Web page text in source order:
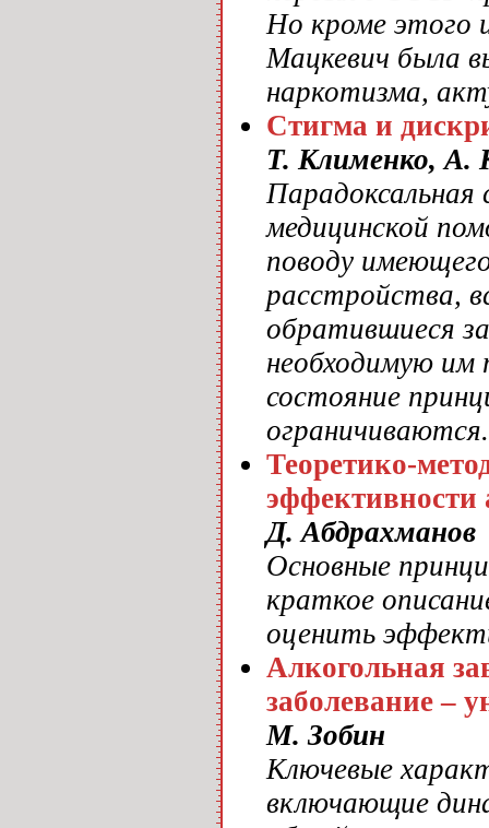
Но кроме этого
Мацкевич была
наркотизма,
Стигма и
Т. Клименко, А.
медицинской
поводу
расстройства,
обратившиеся
необходимую им
состояние
ограничиваются.
Теоретико-
эффективности
Д. Абдрахманов
Основные
краткое
оценить
Алкогольная
заболевание –
М. Зобин
Ключевые
включающие